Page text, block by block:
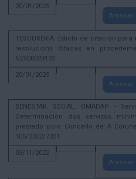
20/01/2025
Amosar
TESOURERÍA. Edicto de citación
resolucións ditadas en
N2500029132
20/01/2025
Amosar
BENESTAR SOCIAL. OMADAP -
Determinación dos servizos
prestado polo Concello de A
105/2022/7331
03/11/2022
Amosar